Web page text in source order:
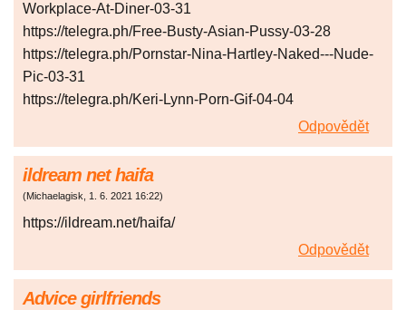
Workplace-At-Diner-03-31
https://telegra.ph/Free-Busty-Asian-Pussy-03-28
https://telegra.ph/Pornstar-Nina-Hartley-Naked---Nude-
Pic-03-31
https://telegra.ph/Keri-Lynn-Porn-Gif-04-04
Odpovědět
ildream net haifa
(Michaelagisk, 1. 6. 2021 16:22)
https://ildream.net/haifa/
Odpovědět
Advice girlfriends